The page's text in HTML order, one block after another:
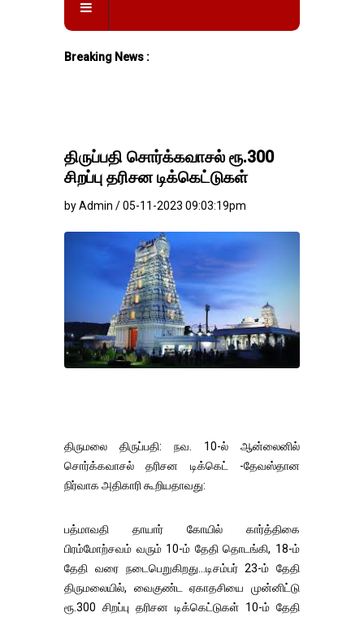
Breaking News :
திருப்பதி சொர்க்கவாசல் ரூ.300
சிறப்பு தரிசன டிக்கெட்டுகள்
by Admin / 05-11-2023 09:03:19pm
திருமலை திருப்பதி: நவ. 10-ல் ஆன்லைனில்
சொர்க்கவாசல் தரிசன டிக்கெட் -தேவஸ்தான
நிர்வாக அதிகாரி கூறியதாவது:
பத்மாவதி தாயார் கோயில் கார்த்திகை
பிரம்மோற்சவம் வரும் 10-ம் தேதி தொடங்கி, 18-ம்
தேதி வரை நடைபெறுகிறது...டிசம்பர் 23-ம் தேதி
திருமலையில், வைகுண்ட ஏகாதசியை முன்னிட்டு
ரூ.300 சிறப்பு தரிசன டிக்கெட்டுகள் 10-ம் தேதி